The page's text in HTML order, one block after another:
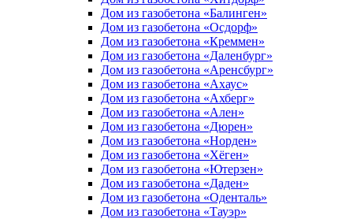
Дом из газобетона «Балинген»
Дом из газобетона «Осдорф»
Дом из газобетона «Креммен»
Дом из газобетона «Даленбург»
Дом из газобетона «Аренсбург»
Дом из газобетона «Ахаус»
Дом из газобетона «Ахберг»
Дом из газобетона «Ален»
Дом из газобетона «Дюрен»
Дом из газобетона «Норден»
Дом из газобетона «Хёген»
Дом из газобетона «Ютерзен»
Дом из газобетона «Даден»
Дом из газобетона «Оденталь»
Дом из газобетона «Тауэр»